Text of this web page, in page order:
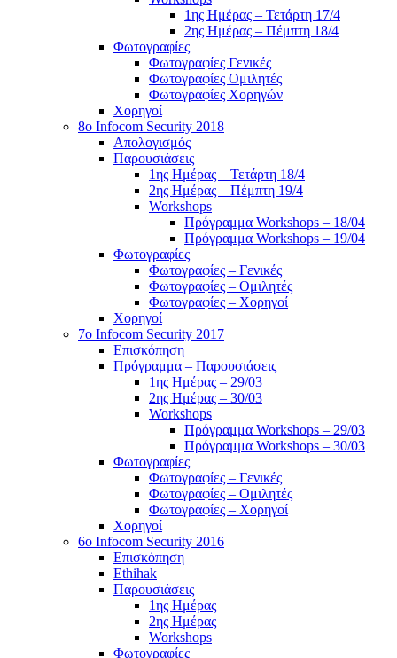
1ης Ημέρας – Τετάρτη 17/4
2ης Ημέρας – Πέμπτη 18/4
Φωτογραφίες
Φωτογραφίες Γενικές
Φωτογραφίες Ομιλητές
Φωτογραφίες Χορηγών
Χορηγοί
8ο Infocom Security 2018
Απολογισμός
Παρουσιάσεις
1ης Ημέρας – Τετάρτη 18/4
2ης Ημέρας – Πέμπτη 19/4
Workshops
Πρόγραμμα Workshops – 18/04
Πρόγραμμα Workshops – 19/04
Φωτογραφίες
Φωτογραφίες – Γενικές
Φωτογραφίες – Ομιλητές
Φωτογραφίες – Χορηγοί
Χορηγοί
7o Infocom Security 2017
Επισκόπηση
Πρόγραμμα – Παρουσιάσεις
1ης Ημέρας – 29/03
2ης Ημέρας – 30/03
Workshops
Πρόγραμμα Workshops – 29/03
Πρόγραμμα Workshops – 30/03
Φωτογραφίες
Φωτογραφίες – Γενικές
Φωτογραφίες – Ομιλητές
Φωτογραφίες – Χορηγοί
Χορηγοί
6o Infocom Security 2016
Επισκόπηση
Ethihak
Παρουσιάσεις
1ης Ημέρας
2ης Ημέρας
Workshops
Φωτογραφίες